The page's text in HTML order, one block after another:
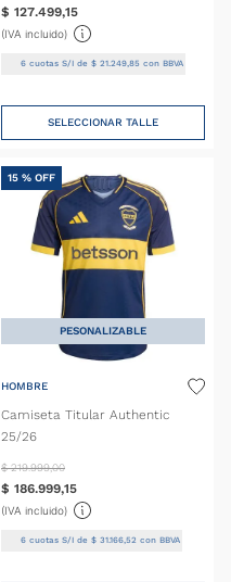
$ 127.499,15
(IVA incluido)
6cuotas S/I de $ 21. 249, 85con BBVA
SELECCIONAR TALLE
PESONALIZABLE
15 % OFF
HOMBRE
Camiseta Titular Authentic
25/26
$ 219.999,00
$ 186.999,15
(IVA incluido)
6cuotas S/I de $ 31.166,52con BBVA